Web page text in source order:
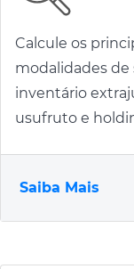
Calcule os
modalidades de
inventário
usufruto e
Saiba Mais